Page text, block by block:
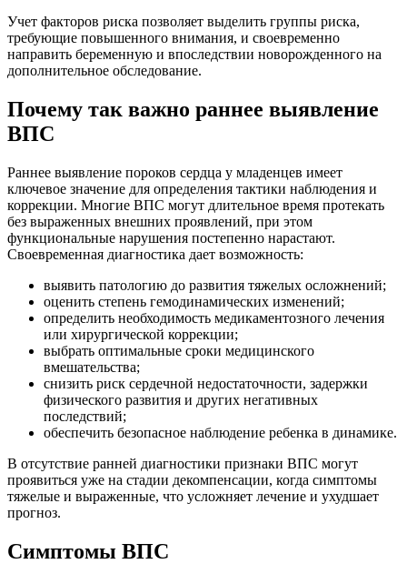
Учет факторов риска позволяет выделить группы риска,
требующие повышенного внимания, и своевременно
направить беременную и впоследствии новорожденного на
дополнительное обследование.
Почему так важно раннее выявление
ВПС
Раннее выявление пороков сердца у младенцев имеет
ключевое значение для определения тактики наблюдения и
коррекции. Многие ВПС могут длительное время протекать
без выраженных внешних проявлений, при этом
функциональные нарушения постепенно нарастают.
Своевременная диагностика дает возможность:
выявить патологию до развития тяжелых осложнений;
оценить степень гемодинамических изменений;
определить необходимость медикаментозного лечения
или хирургической коррекции;
выбрать оптимальные сроки медицинского
вмешательства;
снизить риск сердечной недостаточности, задержки
физического развития и других негативных
последствий;
обеспечить безопасное наблюдение ребенка в динамике.
В отсутствие ранней диагностики признаки ВПС могут
проявиться уже на стадии декомпенсации, когда симптомы
тяжелые и выраженные, что усложняет лечение и ухудшает
прогноз.
Симптомы ВПС